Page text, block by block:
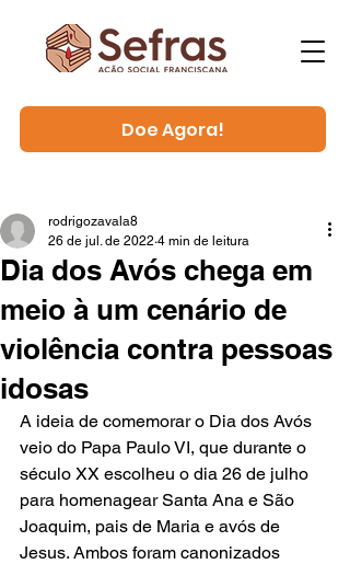
Doe Agora!
Dia dos Avós chega em
meio à um cenário de
violência contra pessoas
idosas
rodrigozavala8
26 de jul. de 2022 4 min de leitura
A ideia de comemorar o Dia dos Avós
veio do Papa Paulo VI, que durante o
século XX escolheu o dia 26 de julho
para homenagear Santa Ana e São
Joaquim, pais de Maria e avós de
Jesus. Ambos foram canonizados